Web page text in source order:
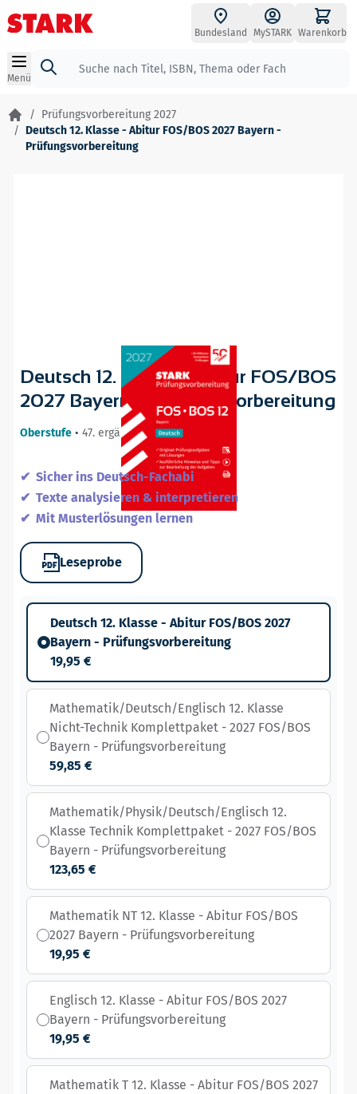
Zum Inhalt springen
Bundesland MySTARK Warenkorb
Menü
Suche
/ Prüfungsvorbereitung 2027
/ Deutsch 12. Klasse - Abitur FOS/BOS 2027 Bayern -
Prüfungsvorbereitung
Deutsch 12. Klasse - Abitur FOS/BOS
2027 Bayern - Prüfungsvorbereitung
Oberstufe • 47. ergänzte Auflage / 26.08.26
Sicher ins Deutsch-Fachabi
Texte analysieren & interpretieren
Mit Musterlösungen lernen
Leseprobe
Deutsch 12. Klasse - Abitur FOS/BOS 2027
Bayern - Prüfungsvorbereitung
19,95 €
Mathematik/Deutsch/Englisch 12. Klasse
Nicht-Technik Komplettpaket - 2027 FOS/BOS
Bayern - Prüfungsvorbereitung
59,85 €
Mathematik/Physik/Deutsch/Englisch 12.
Klasse Technik Komplettpaket - 2027 FOS/BOS
Bayern - Prüfungsvorbereitung
123,65 €
Mathematik NT 12. Klasse - Abitur FOS/BOS
2027 Bayern - Prüfungsvorbereitung
19,95 €
Englisch 12. Klasse - Abitur FOS/BOS 2027
Bayern - Prüfungsvorbereitung
19,95 €
Mathematik T 12. Klasse - Abitur FOS/BOS 2027